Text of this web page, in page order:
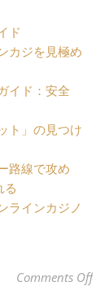
ド
カジを見極め
イド：安全
ト」の見つけ
路線で攻め
る
ラインカジノ
Comments Offon